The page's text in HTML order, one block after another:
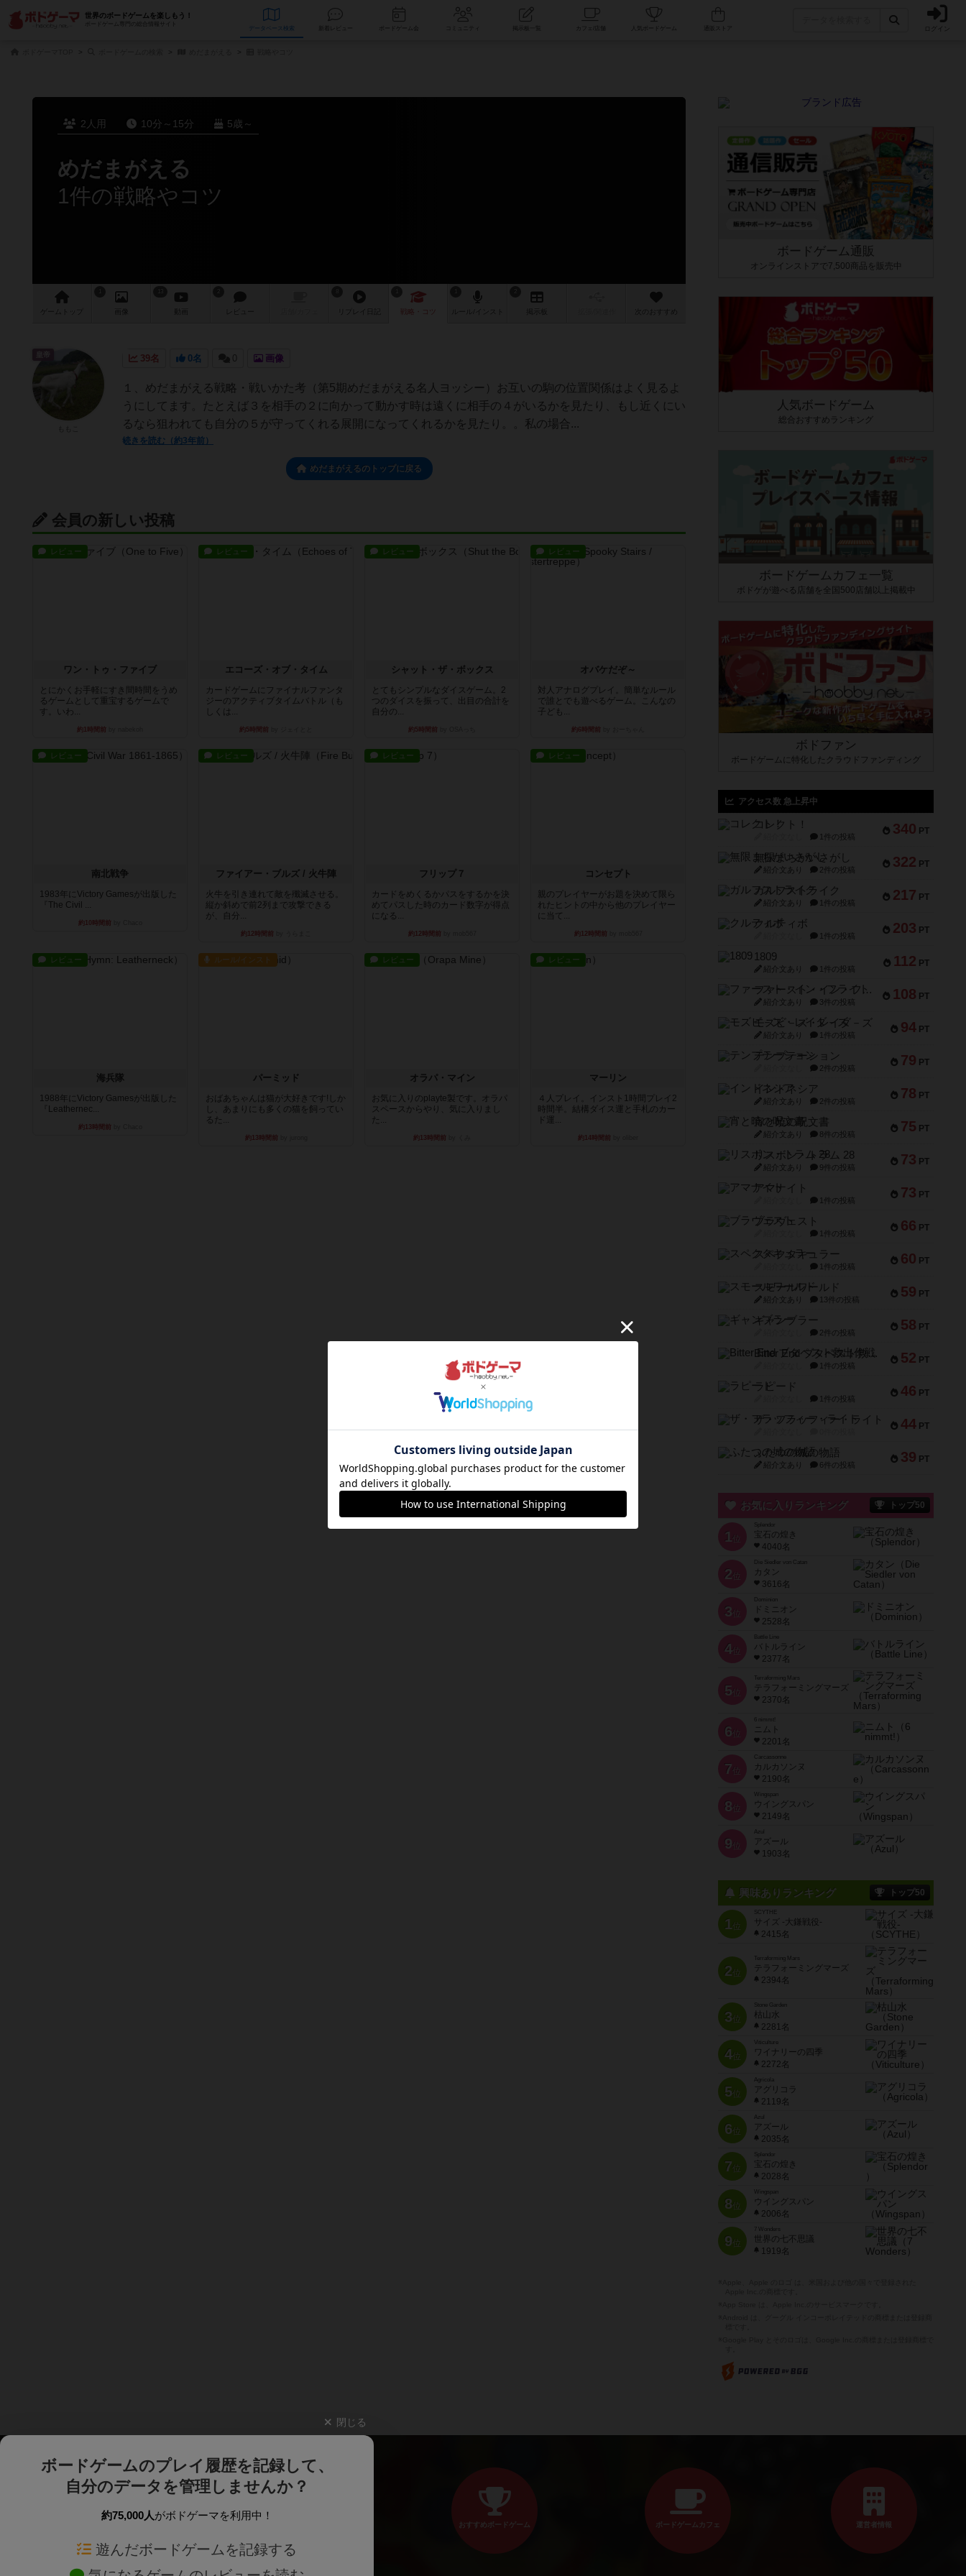
世界のボードゲームを楽しもう！
ボードゲーム専門の総合情報サイト
データベース コミュニティ 人気ボードゲーム ログイン
2人用 10分～15分 5歳～
めだまがえる
1件の戦略やコツ
ゲーム 画像 レビュー 戦略 ・コツ 次のおすすめ
39名 0名 0 画像
１、めだまがえる戦略・戦いかた考（第5期めだまがえる名人ヨッシー）お互いの駒の位置関係はよく見るよ
うにしてます。たとえば３を相手の２に向かって動かす時は遠くに相手の４がいるかを見たり、もし近くにい
るなら狙われても自分の５が守ってくれる展開になってくれるかを見たり。。私の場合...
続きを読む（約3年前）
皇帝
めだまがえるのトップに戻る
会員の新しい投稿
レビュー
ワン・トゥ・ファイブ
とにかくお手軽にすき間時間をうめ
るゲームとして重宝するゲームで
す。いわ...
約1時間前
レビュー
エコーズ・オブ・タイム
カードゲームにファイナルファンタ
ジーのアクティブタイムバトル（も
しくは...
約5時間前
レビュー
シャット・ザ・ボックス
とてもシンプルなダイスゲーム。2
つのダイスを振って、出目の合計を
自分の...
約5時間前
レビュー
オバケだぞ～
対人アナログプレイ。簡単なルール
で誰とでも遊べるゲーム。こんなの
子ども...
約6時間前
レビュー
南北戦争
1983年にVictory Gamesが出版した
『The Civil ...
約10時間前
レビュー
ファイアー・ブルズ / 火牛陣
火牛を引き連れて敵を殲滅させる。
縦か斜めで前2列まで攻撃できる
が、自分...
約12時間前
レビュー
フリップ７
カードをめくるかパスをするかを決
めてパスした時のカード数字が得点
になる...
約12時間前
レビュー
コンセプト
親のプレイヤーがお題を決めて限ら
れたヒントの中から他のプレイヤー
に当て...
約12時間前
レビュー
海兵隊
1988年にVictory Gamesが出版した
『Leathernec...
約13時間前
ルール/インスト
パーミッド
おばあちゃんは猫が大好きです!しか
し、あまりにも多くの猫を飼ってい
るた...
約13時間前
レビュー
オラパ・マイン
お気に入りのplayte製です。オラパ
スペースからやり、気に入りまし
た...
約13時間前
レビュー
マーリン
４人プレイ。インスト1時間プレイ2
時間半。結構ダイス運と手札のカー
ド運...
約14時間前
ボードゲーム通販
オンラインストアで7,500商品を販売中
人気ボードゲーム
総合おすすめランキング
ボードゲームカフェ一覧
ボドゲが遊べる店舗を全国500店舗以上掲載中
ボドファン
ボードゲームに特化したクラウドファンディング
アクセス数 急上昇中
340 PT
コレクト！
1件の投稿
322 PT
無限まちがいさがし
紹介文あり 2件の投稿
217 PT
ガルフストライク
紹介文あり 1件の投稿
203 PT
クルティボ
1件の投稿
112 PT
1809
紹介文あり 1件の投稿
108 PT
ファースト・イン・フライト
紹介文あり 3件の投稿
94 PT
モズビ－ズ・レイダ－ズ
紹介文あり 1件の投稿
79 PT
テンプテーション
2件の投稿
78 PT
インドネシア
紹介文あり 2件の投稿
75 PT
宵と暁の呪文書
紹介文あり 8件の投稿
73 PT
リスボン・トラム 28
紹介文あり 9件の投稿
73 PT
アマナイト
1件の投稿
66 PT
ブラヴェスト
1件の投稿
60 PT
スペクタキュラー
1件の投稿
59 PT
スモールワールド
紹介文あり 13件の投稿
58 PT
ギャンブラー
2件の投稿
52 PT
Bitter End ブタペスト救出作戦
1件の投稿
46 PT
ラピード
1件の投稿
44 PT
ザ・フラッフィー・ライト
39 PT
ふたつの城の物語
紹介文あり 6件の投稿
お気に入りランキング トップ50
1 位
宝石の煌き
4040名
2 位
Die Siedler von Catan
カタン
3616名
3 位
ドミニオン
2528名
4位
Battle Line
バトルライン
2377名
5 位
Terraforming Mars
テラフォーミングマーズ
2370名
6 位
ニムト
2201名
7 位
Carcassonne
カルカソンヌ
2190名
8 位
Wingspan
ウイングスパン
2149名
9 位
Azul
アズール
1903名
興味ありランキング トップ50
1位
SCYTHE
サイズ -大鎌戦役-
2415名
2位
Terraforming Mars
テラフォーミングマーズ
2394名
3位
Stone Garden
枯山水
2281名
4位
Viticulture
ワイナリーの四季
2272名
5位
Agricola
アグリコラ
2119名
6位
Azul
アズール
2035名
7位
宝石の煌き
2028名
8位
Wingspan
ウイングスパン
2006名
9位
7 Wonders
世界の七不思議
1919名
閉じる
ボードゲームのプレイ履歴を記録して、
自分のデータを管理しませんか？
約75,000人がボドゲーマを利用中！
遊んだボードゲームを記録する
おすすめボードゲーム ボードゲームカフェ 運営者情報